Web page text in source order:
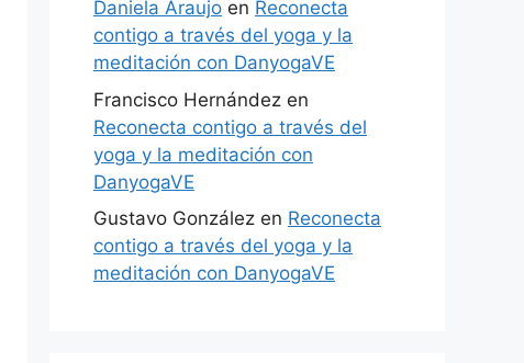
Daniela Araujo en Reconecta
contigo a través del yoga y la
meditación con DanyogaVE
Francisco Hernández en
Reconecta contigo a través del
yoga y la meditación con
DanyogaVE
Gustavo González en Reconecta
contigo a través del yoga y la
meditación con DanyogaVE